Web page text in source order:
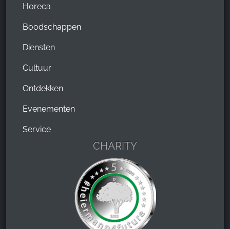
Horeca
Boodschappen
Diensten
Cultuur
Ontdekken
Evenementen
Service
CHARITY